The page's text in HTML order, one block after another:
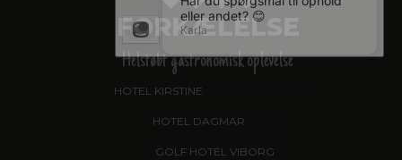
FORKÆLELSE
Helstøbt gastronomisk oplevelse
HOTEL KIRSTINE
HOTEL DAGMAR
GOLF HOTEL VIBORG